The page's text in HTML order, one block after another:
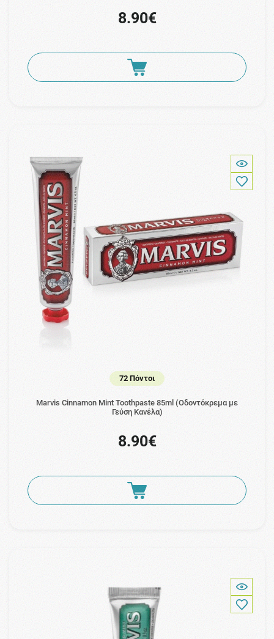
8.90€
72 Πόντοι
Marvis Cinnamon Mint Toothpaste 85ml (Οδοντόκρεμα με
Γεύση Κανέλα)
8.90€